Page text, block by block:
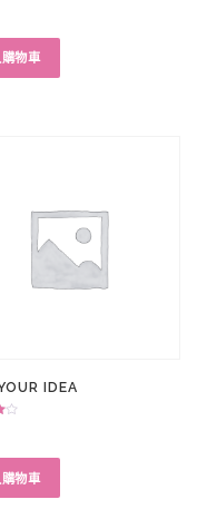
物車
IDEA
物車